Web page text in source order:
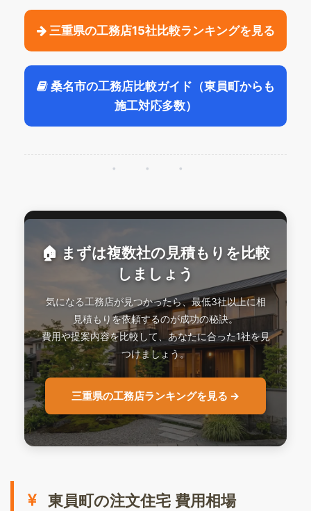
三重県の工務店15社比較ランキングを見る
桑名市の工務店比較ガイド（東員町からも
施工対応多数）
・・・
🏠 まずは複数社の見積もりを比較
しましょう
気になる工務店が見つかったら、最低3社以上に相
見積もりを依頼するのが成功の秘訣。
費用や提案内容を比較して、あなたに合った1社を見
つけましょう。
三重県の工務店ランキングを見る →
東員町の注文住宅 費用相場